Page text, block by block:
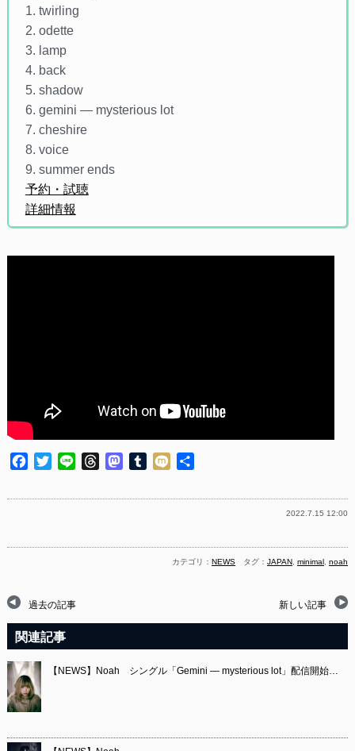
1. twirling
2. odette
3. lamp
4. back
5. shadow
6. gemini ― mysterious lot
7. cheshire
8. voice
9. summer ends
予約・試聴
詳細情報
Facebook
TwitterLine ThreadsMastodon
Tumblr
Mixi
2022.7.15 12:00
カテゴリ：NEWS タグ：JAPAN ,minimal ,noah
過去の記事 新しい記事
関連記事
【NEWS】Noah シングル「Gemini — mysterious lot」配信開始…